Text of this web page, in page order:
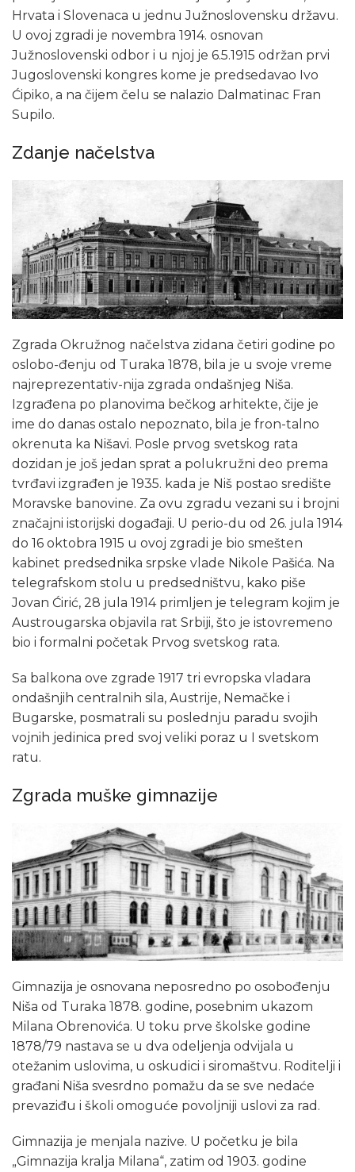
Hrvata i Slovenaca u jednu Južnoslovensku državu.
U ovoj zgradi je novembra 1914. osnovan
Južnoslovenski odbor i u njoj je 6.5.1915 održan prvi
Jugoslovenski kongres kome je predsedavao Ivo
Ćipiko, a na čijem čelu se nalazio Dalmatinac Fran
Supilo.
Zdanje načelstva
Zgrada Okružnog načelstva zidana četiri godine po
oslobo-đenju od Turaka 1878, bila je u svoje vreme
najreprezentativ-nija zgrada ondašnjeg Niša.
Izgrađena po planovima bečkog arhitekte, čije je
ime do danas ostalo nepoznato, bila je fron-talno
okrenuta ka Nišavi. Posle prvog svetskog rata
dozidan je još jedan sprat a polukružni deo prema
tvrđavi izgrađen je 1935. kada je Niš postao središte
Moravske banovine. Za ovu zgradu vezani su i brojni
značajni istorijski događaji. U perio-du od 26. jula 1914
do 16 oktobra 1915 u ovoj zgradi je bio smešten
kabinet predsednika srpske vlade Nikole Pašića. Na
telegrafskom stolu u predsedništvu, kako piše
Jovan Ćirić, 28 jula 1914 primljen je telegram kojim je
Austrougarska objavila rat Srbiji, što je istovremeno
bio i formalni početak Prvog svetskog rata.
Sa balkona ove zgrade 1917 tri evropska vladara
ondašnjih centralnih sila, Austrije, Nemačke i
Bugarske, posmatrali su poslednju paradu svojih
vojnih jedinica pred svoj veliki poraz u I svetskom
ratu.
Zgrada muške gimnazije
Gimnazija je osnovana neposredno po osobođenju
Niša od Turaka 1878. godine, posebnim ukazom
Milana Obrenovića. U toku prve školske godine
1878/79 nastava se u dva odeljenja odvijala u
otežanim uslovima, u oskudici i siromaštvu. Roditelji i
građani Niša svesrdno pomažu da se sve nedaće
prevaziđu i školi omoguće povoljniji uslovi za rad.
Gimnazija je menjala nazive. U početku je bila
„Gimnazija kralja Milana“, zatim od 1903. godine